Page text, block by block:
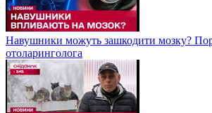
Навушники можуть зашкодити мозку?
отоларинголога